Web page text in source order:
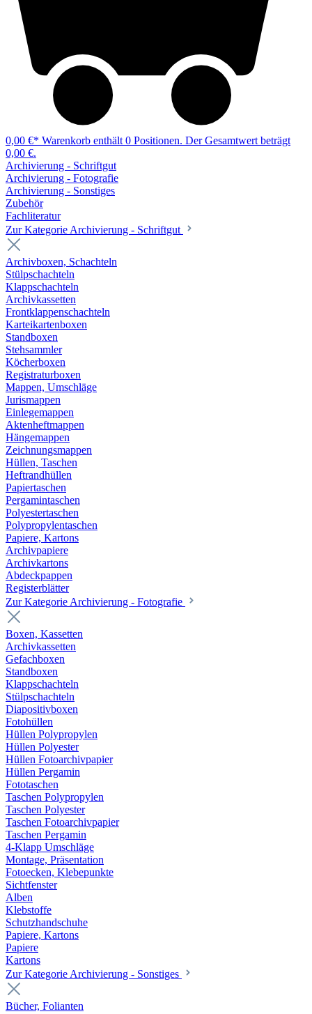
0,00 €* Warenkorb enthält 0 Positionen. Der Gesamtwert beträgt
0,00 €.
Archivierung - Schriftgut
Archivierung - Fotografie
Archivierung - Sonstiges
Zubehör
Fachliteratur
Zur Kategorie Archivierung - Schriftgut
Archivboxen, Schachteln
Stülpschachteln
Klappschachteln
Archivkassetten
Frontklappenschachteln
Karteikartenboxen
Standboxen
Stehsammler
Köcherboxen
Registraturboxen
Mappen, Umschläge
Jurismappen
Einlegemappen
Aktenheftmappen
Hängemappen
Zeichnungsmappen
Hüllen, Taschen
Heftrandhüllen
Papiertaschen
Pergamintaschen
Polyestertaschen
Polypropylentaschen
Papiere, Kartons
Archivpapiere
Archivkartons
Abdeckpappen
Registerblätter
Zur Kategorie Archivierung - Fotografie
Boxen, Kassetten
Archivkassetten
Gefachboxen
Standboxen
Klappschachteln
Stülpschachteln
Diapositivboxen
Fotohüllen
Hüllen Polypropylen
Hüllen Polyester
Hüllen Fotoarchivpapier
Hüllen Pergamin
Fototaschen
Taschen Polypropylen
Taschen Polyester
Taschen Fotoarchivpapier
Taschen Pergamin
4-Klapp Umschläge
Montage, Präsentation
Fotoecken, Klebepunkte
Sichtfenster
Alben
Klebstoffe
Schutzhandschuhe
Papiere, Kartons
Papiere
Kartons
Zur Kategorie Archivierung - Sonstiges
Bücher, Folianten